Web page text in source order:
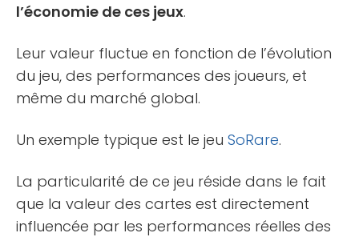
l’économie de ces jeux.
Leur valeur fluctue en fonction de l’évolution
du jeu, des performances des joueurs, et
même du marché global.
Un exemple typique est le jeu SoRare.
La particularité de ce jeu réside dans le fait
que la valeur des cartes est directement
influencée par les performances réelles des